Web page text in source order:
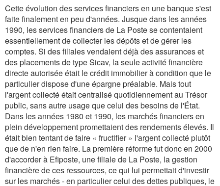
Cette évolution des services financiers en une banque s'est
faite finalement en peu d'années. Jusque dans les années
1990, les services financiers de La Poste se contentaient
essentiellement de collecter les dépôts et de gérer les
comptes. Si des filiales vendaient déjà des assurances et
des placements de type Sicav, la seule activité financière
directe autorisée était le crédit immobilier à condition que le
particulier dispose d'une épargne préalable. Mais tout
l'argent collecté était centralisé quotidiennement au Trésor
public, sans autre usage que celui des besoins de l'État.
Dans les années 1980 et 1990, les marchés financiers en
plein développement promettaient des rendements élevés. Il
était bien tentant de faire « fructifier » l'argent collecté plutôt
que de n'en rien faire. La première réforme fut donc en 2000
d'accorder à Efiposte, une filiale de La Poste, la gestion
financière de ces ressources, ce qui lui permettait d'investir
sur les marchés - en particulier celui des dettes publiques, le